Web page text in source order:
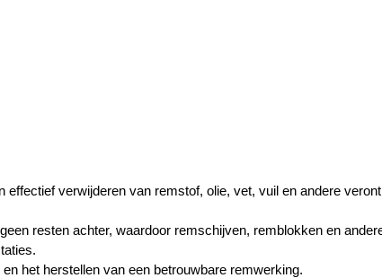
verwijderen van remstof, olie, vet, vuil en andere
resten achter, waardoor remschijven, remblokken en
het herstellen van een betrouwbare remwerking.